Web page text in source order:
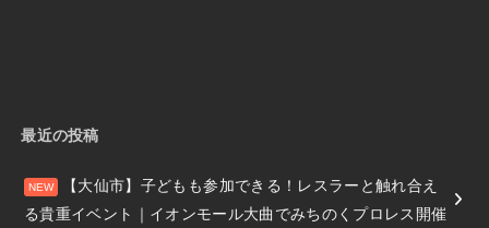
最近の投稿
【大仙市】子どもも参加できる！レスラーと触れ合え
る貴重イベント｜イオンモール大曲でみちのくプロレス開催